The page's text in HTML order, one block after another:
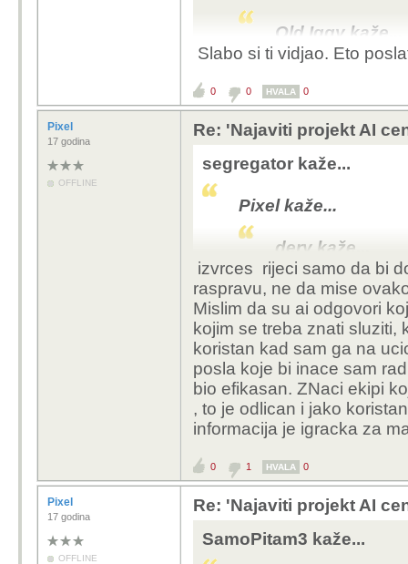
Old Iggy kaže...
Ako je stari
samouprava.
E sad, gdje
nekretnine?
zoni. 0,6
granicama koje
od uvodjenja,
placati. Doduse i
odjavljeno.
I kakvih 0.6 € ?
soru u Slavoniji
naplacivali
na ovaj porez.
Da, po kvadratu.
Ako je to njegova
naplaćuju 4 eura?Ja
u većini lokacija na
Slabo si ti vidjao. Eto
0 0 HVALA 0
Pixel
17 godina
OFFLINE
Re: 'Najaviti projekt AI
segregator kaže...
Pixel kaže...
dery kaže...
Očekivano
ili ako se
imat više
kriminala
opet i opet,
god ih puta
nema tu
Opve se o tome
zazivilo ima li taj
Sad te to odjednom
smisla samo ne znaš
izvrces rijeci samo da bi
raspravu, ne da mise
Mislim da su ai odgovori
kojim se treba znati sluziti,
koristan kad sam ga na
posla koje bi inace sam
bio efikasan. ZNaci ekipi
, to je odlican i jako
informacija je igracka za
0 1 HVALA 0
Pixel
17 godina
OFFLINE
Re: 'Najaviti projekt AI
SamoPitam3 kaže...